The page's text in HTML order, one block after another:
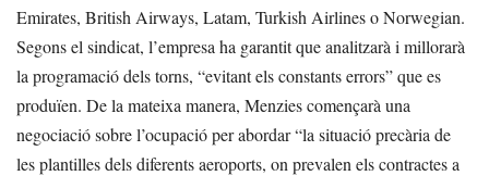
Emirates, British Airways, Latam, Turkish Airlines o Norwegian.
Segons el sindicat, l’empresa ha garantit que analitzarà i millorarà
la programació dels torns, “evitant els constants errors” que es
produïen. De la mateixa manera, Menzies començarà una
negociació sobre l’ocupació per abordar “la situació precària de
les plantilles dels diferents aeroports, on prevalen els contractes a